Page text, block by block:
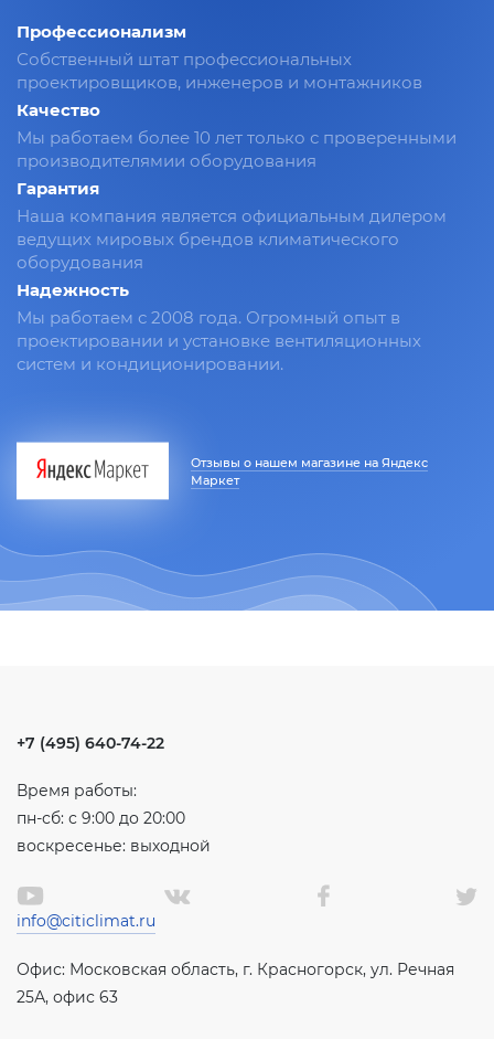
Профессионализм
Собственный штат профессиональных
проектировщиков, инженеров и монтажников
Качество
Мы работаем более 10 лет только с проверенными
производителямии оборудования
Гарантия
Наша компания является официальным дилером
ведущих мировых брендов климатического
оборудования
Надежность
Мы работаем с 2008 года. Огромный опыт в
проектировании и установке вентиляционных
систем и кондиционировании.
Отзывы о нашем магазине на Яндекс
Маркет
+7 (495) 640-74-22
Время работы:
пн-сб: с 9:00 до 20:00
воскресенье: выходной
info@citiclimat.ru
Офис: Московская область, г. Красногорск, ул. Речная
25А, офис 63